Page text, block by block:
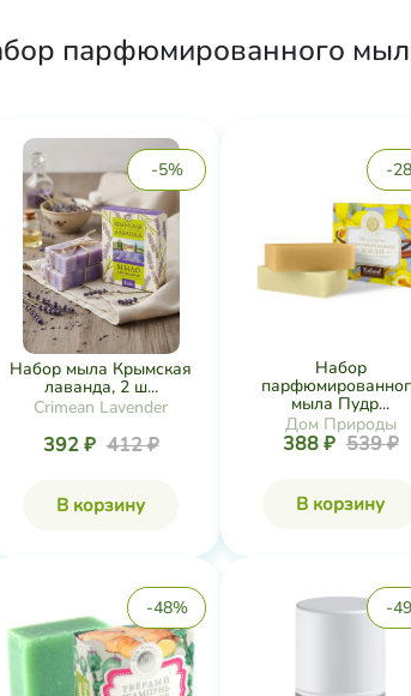
парфюмированного
-5%
Набор мыла Крымская
лаванда, 2 ш...
Crimean Lavender
392 ₽ 412 ₽
В корзину
-
Набор
мыла Пудр...
Дом Природы
388 ₽ 539 ₽
В корзину
-48% -